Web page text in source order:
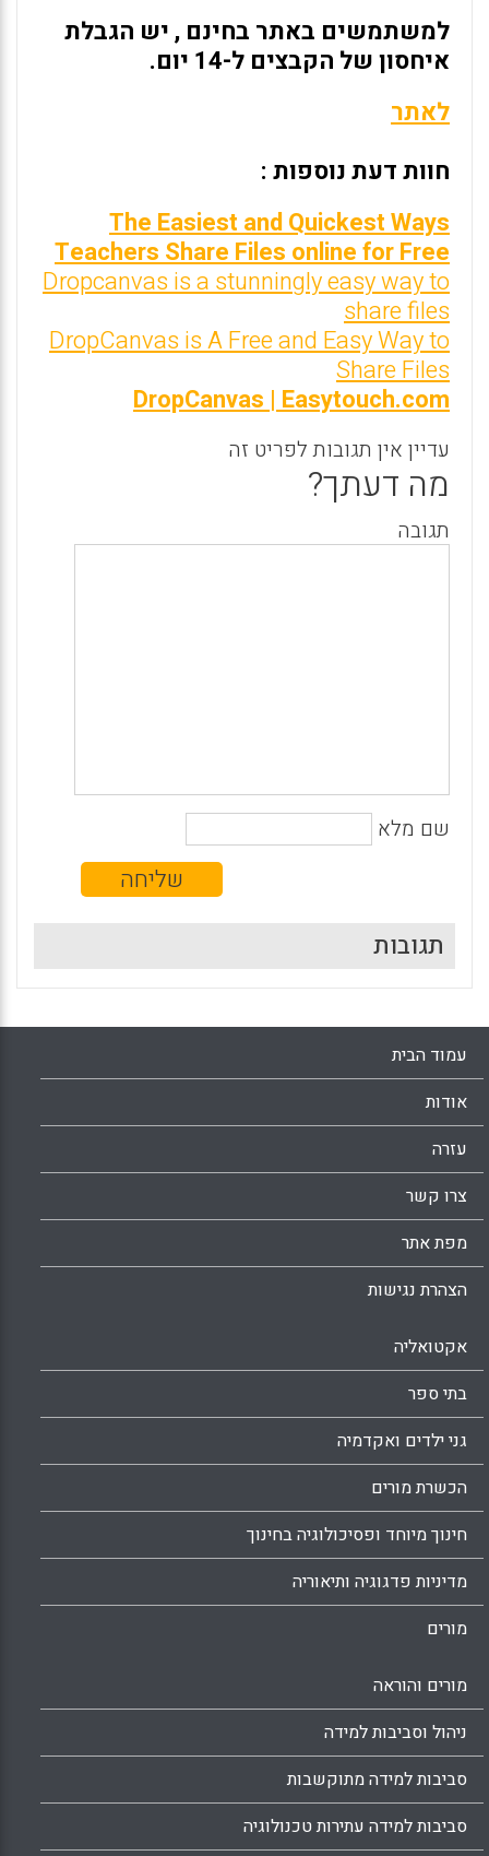
למשתמשים באתר בחינם , יש הגבלת
איחסון של הקבצים ל-14 יום.
לאתר
חוות דעת נוספות :
The Easiest and Quickest Ways
Teachers Share Files online for Free
Dropcanvas is a stunningly easy way to
share files
DropCanvas is A Free and Easy Way to
Share Files
DropCanvas | Easytouch.com
עדיין אין תגובות לפריט זה
מה דעתך?
תגובה
שם מלא
תגובות
עמוד הבית
אודות
עזרה
צרו קשר
מפת אתר
הצהרת נגישות
אקטואליה
בתי ספר
גני ילדים ואקדמיה
הכשרת מורים
חינוך מיוחד ופסיכולוגיה בחינוך
מדיניות פדגוגיה ותיאוריה
מורים
מורים והוראה
ניהול וסביבות למידה
סביבות למידה מתוקשבות
סביבות למידה עתירות טכנולוגיה